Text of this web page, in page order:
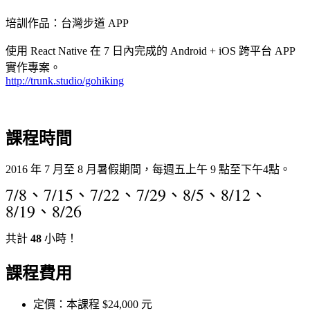
培訓作品：台灣步道 APP
使用 React Native 在 7 日內完成的 Android + iOS 跨平台 APP
實作專案。
http://trunk.studio/gohiking
課程時間
2016 年 7 月至 8 月暑假期間，每週五上午 9 點至下午4點。
7/8、7/15、7/22、7/29、8/5、8/12、
8/19、8/26
共計 48 小時！​
課程費用
定價：本課程 $24,000 元